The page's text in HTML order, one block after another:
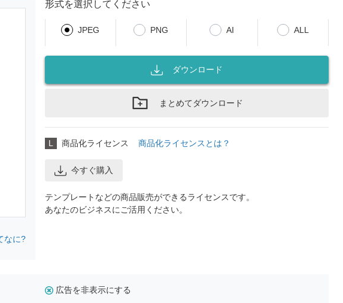
なに?
形式を選択してください
JPEG PNG AI ALL
ダウンロード
まとめてダウンロード
L 商品化ライセンス 商品化ライセンスとは？
今すぐ購入
テンプレートなどの商品販売ができるライセンスです。
あなたのビジネスにご活用ください。
広告を非表示にする